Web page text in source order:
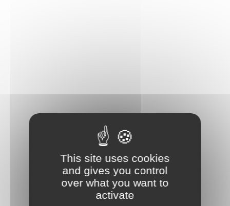
This site uses cookies
and gives you control
over what you want to
activate